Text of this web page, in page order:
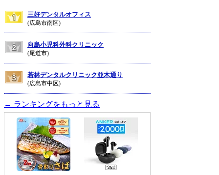
三好デンタルオフィス
(広島市南区)
向島小児科外科クリニック
(尾道市)
若林デンタルクリニック並木通り
(広島市中区)
→ ランキングをもっと見る